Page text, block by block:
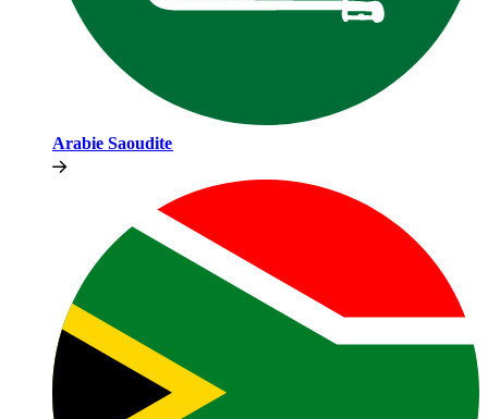
Arabie Saoudite​​